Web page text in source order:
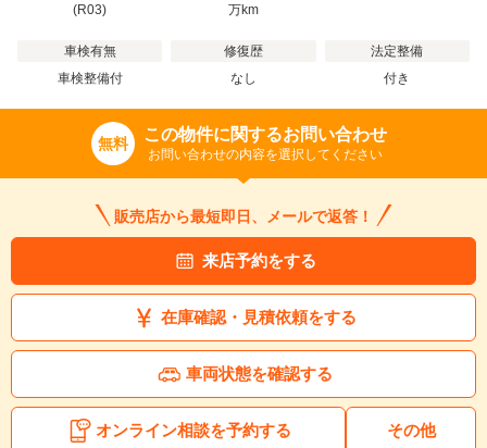
(R03) 万km
車検有無
車検整備付
修復歴
なし
法定整備
付き
無料 この物件に関するお問い合わせ
お問い合わせの内容を選択してください
販売店から最短即日、メールで返答！
来店予約をする
在庫確認・見積依頼をする
車両状態を確認する
オンライン相談を予約する その他